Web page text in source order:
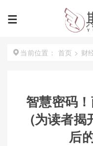
当前位置： 首页 > 财
智慧密码
(为读者揭
后